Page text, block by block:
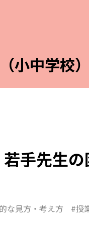
（小中学校）
若手先生
な見方・考え方 #授